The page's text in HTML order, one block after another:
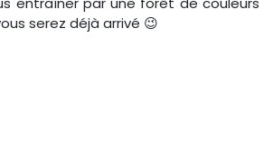
serez déjà arrivé 😉